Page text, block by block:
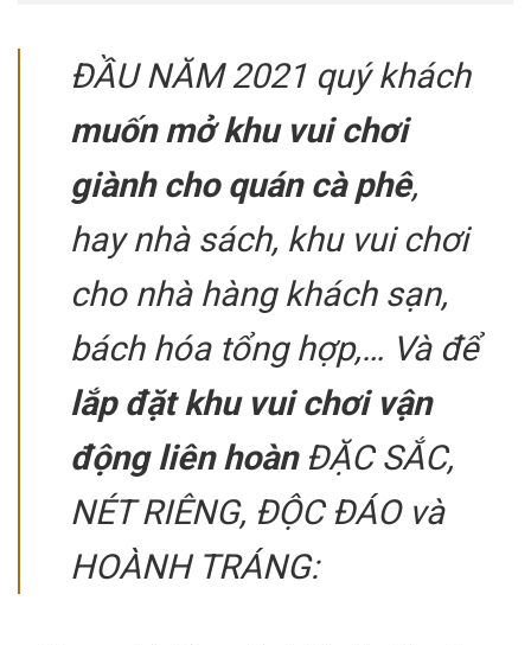
ĐẦU NĂM 2021 quý khách
muốn mở khu vui chơi
giành cho quán cà phê,
hay nhà sách, khu vui chơi
cho nhà hàng khách sạn,
bách hóa tổng hợp,… Và để
lắp đặt khu vui chơi vận
động liên hoànĐẶC SẮC,
NÉT RIÊNG, ĐỘC ĐÁO và
HOÀNH TRÁNG: